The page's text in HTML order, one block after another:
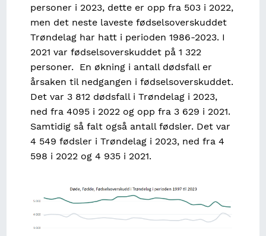
personer i 2023, dette er opp fra 503 i 2022,
men det neste laveste fødselsoverskuddet
Trøndelag har hatt i perioden 1986-2023. I
2021 var fødselsoverskuddet på 1 322
personer. En økning i antall dødsfall er
årsaken til nedgangen i fødselsoverskuddet.
Det var 3 812 dødsfall i Trøndelag i 2023,
ned fra 4095 i 2022 og opp fra 3 629 i 2021.
Samtidig så falt også antall fødsler. Det var
4 549 fødsler i Trøndelag i 2023, ned fra 4
598 i 2022 og 4 935 i 2021.